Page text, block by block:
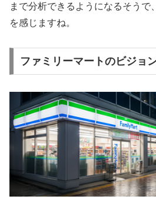
まで分析できるようになるそうで
を感じますね。
ファミリーマートのビジョ